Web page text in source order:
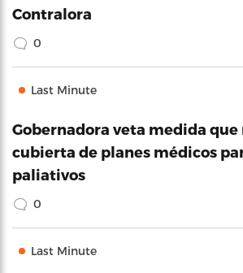
Contralora
0
Last Minute
Gobernadora veta medida
cubierta de planes médicos
paliativos
0
Last Minute